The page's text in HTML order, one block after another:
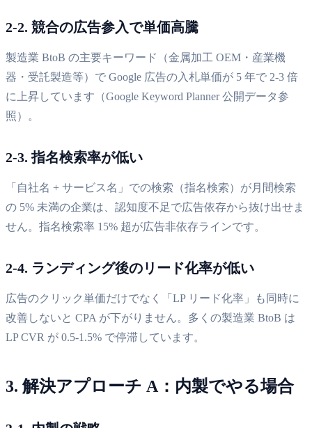
2-2. 競合の広告参入で単価高騰
製造業 BtoB の主要キーワード（金属加工 OEM・産業機
器・受託製造等）で Google 広告の入札単価が 5 年で 2-3 倍
に上昇しています（Google Keyword Planner 公開データ参
照）。
2-3. 指名検索率が低い
「自社名 + サービス名」での検索（指名検索）が月間検索
の 5% 未満の企業は、認知度不足で広告依存から抜け出せま
せん。指名検索率 15% 超が広告非依存ラインです。
2-4. ランディング後のリード化率が低い
広告のクリック単価だけでなく「LP リード化率」も同時に
改善しないと CPA が下がりません。多くの製造業 BtoB は
LP CVR が 0.5-1.5% で停滞しています。
3. 解決アプローチ A：内製でやる場合